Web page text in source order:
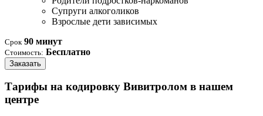
Супруги алкоголиков
Взрослые дети зависимых
Срок 90 минут
Стоимость: Бесплатно
Заказать
Тарифы на кодировку Вивитролом в нашем
центре